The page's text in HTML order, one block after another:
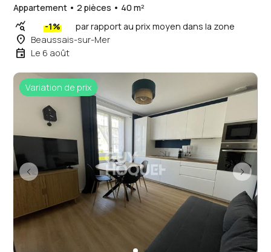
Appartement • 2 pièces • 40 m²
query_stats -1% par rapport au prix moyen dans la zone
place Beaussais-sur-Mer
event Le 6 août
Variation de prix